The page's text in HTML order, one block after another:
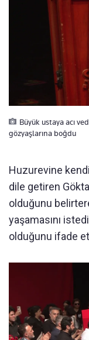
Büyük ustaya acı
gözyaşlarına boğdu
Huzurevine
dile getiren
olduğunu
yaşamasını
olduğunu ifade